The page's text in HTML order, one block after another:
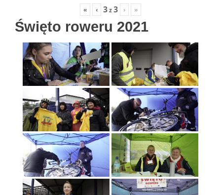
« ‹ 3z3 › »
Święto roweru 2021